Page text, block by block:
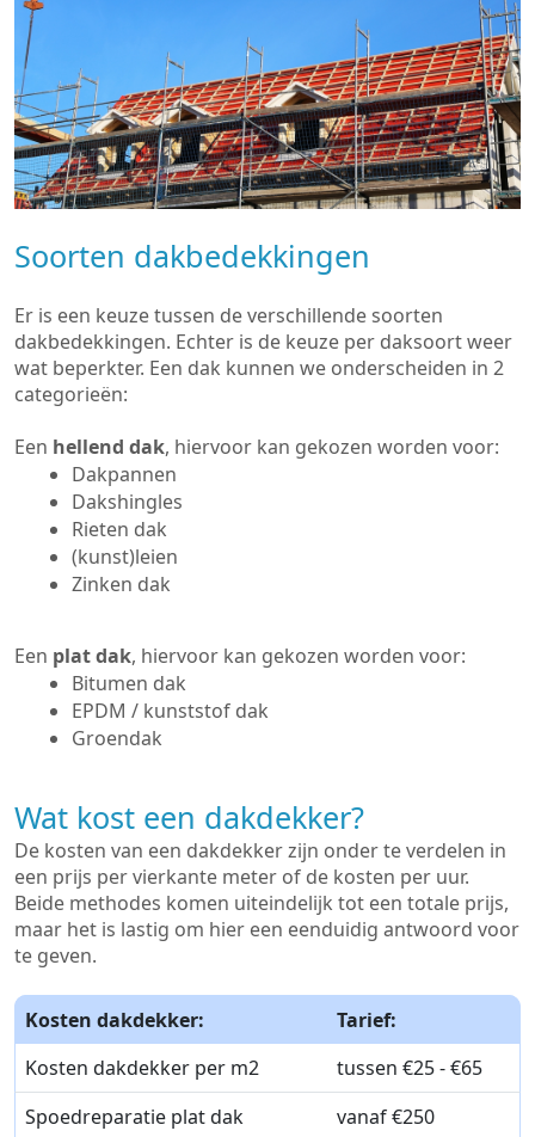
Soorten dakbedekkingen
Er is een keuze tussen de verschillende soorten
dakbedekkingen. Echter is de keuze per daksoort weer
wat beperkter. Een dak kunnen we onderscheiden in 2
categorieën:
Een hellend dak, hiervoor kan gekozen worden voor:
Dakpannen
Dakshingles
Rieten dak
(kunst)leien
Zinken dak
Een plat dak, hiervoor kan gekozen worden voor:
Bitumen dak
EPDM / kunststof dak
Groendak
Wat kost een dakdekker?
De kosten van een dakdekker zijn onder te verdelen in
een prijs per vierkante meter of de kosten per uur.
Beide methodes komen uiteindelijk tot een totale prijs,
maar het is lastig om hier een eenduidig antwoord voor
te geven.
Kosten dakdekker:
Tarief:
Kosten dakdekker per m2
tussen €25 - €65
Spoedreparatie plat dak
vanaf €250